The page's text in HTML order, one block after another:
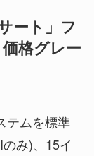
ート」フ
格グレー
テムを標準
み)、15イ